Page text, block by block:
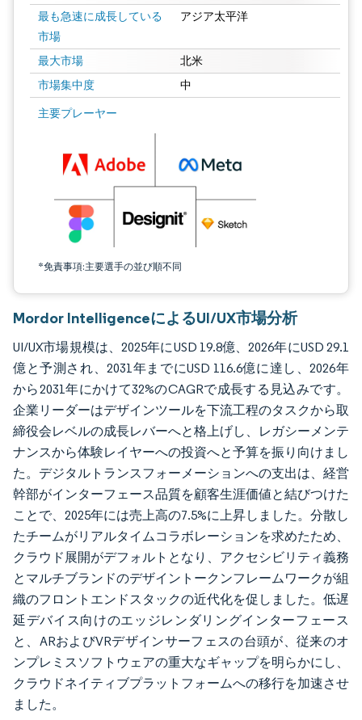
最も急速に成長している
市場
アジア太平洋
最大市場 北米
市場集中度 中
主要プレーヤー
*免責事項:主要選手の並び順不同
画像 © Mordor Intelligence。再利用にはCC BY 4.0の表示が必要です。
Mordor IntelligenceによるUI/UX市場分析
UI/UX市場規模は、2025年にUSD 19.8億、2026年にUSD 29.1
億と予測され、2031年までにUSD 116.6億に達し、2026年
から2031年にかけて32%のCAGRで成長する見込みです。
企業リーダーはデザインツールを下流工程のタスクから取
締役会レベルの成長レバーへと格上げし、レガシーメンテ
ナンスから体験レイヤーへの投資へと予算を振り向けまし
た。デジタルトランスフォーメーションへの支出は、経営
幹部がインターフェース品質を顧客生涯価値と結びつけた
ことで、2025年には売上高の7.5%に上昇しました。分散し
たチームがリアルタイムコラボレーションを求めたため、
クラウド展開がデフォルトとなり、アクセシビリティ義務
とマルチブランドのデザイントークンフレームワークが組
織のフロントエンドスタックの近代化を促しました。低遅
延デバイス向けのエッジレンダリングインターフェース
と、ARおよびVRデザインサーフェスの台頭が、従来のオ
ンプレミスソフトウェアの重大なギャップを明らかにし、
クラウドネイティブプラットフォームへの移行を加速させ
ました。